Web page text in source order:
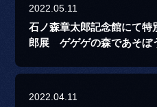
2022.05.11
石ノ森章太郎記念館にて特
郎展 ゲゲゲの森であそぼ
2022.04.11